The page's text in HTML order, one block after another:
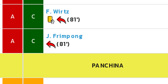
A
A
C
F. Wirtz
(81')
C
J. Frimpong
(81')
PANCHINA